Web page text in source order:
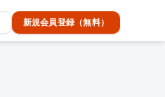
新規会員登録（無料）